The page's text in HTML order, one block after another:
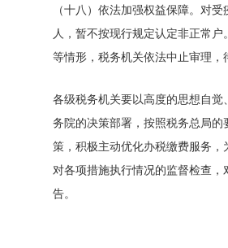
（十八）依法加强权益保障。 对受
人，暂不按现行规定认定非正常户。
等情形，税务机关依法中止审理
各级税务机关要以高度的思想自
务院的决策部署，按照税务总局
策，积极主动优化办税缴费服务
对各项措施执行情况的监督检查
告。